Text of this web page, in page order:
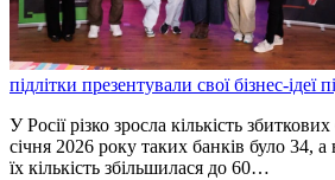
підлітки презентували свої бізнес-ідеї
У Росії різко зросла кількість
січня 2026 року таких банків було 34,
їх кількість збільшилася до 60…